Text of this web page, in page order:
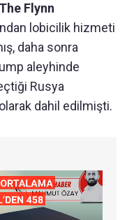
Flynn
lobicilik hizmeti
daha sonra
aleyhinde
Rusya
dahil edilmişti.